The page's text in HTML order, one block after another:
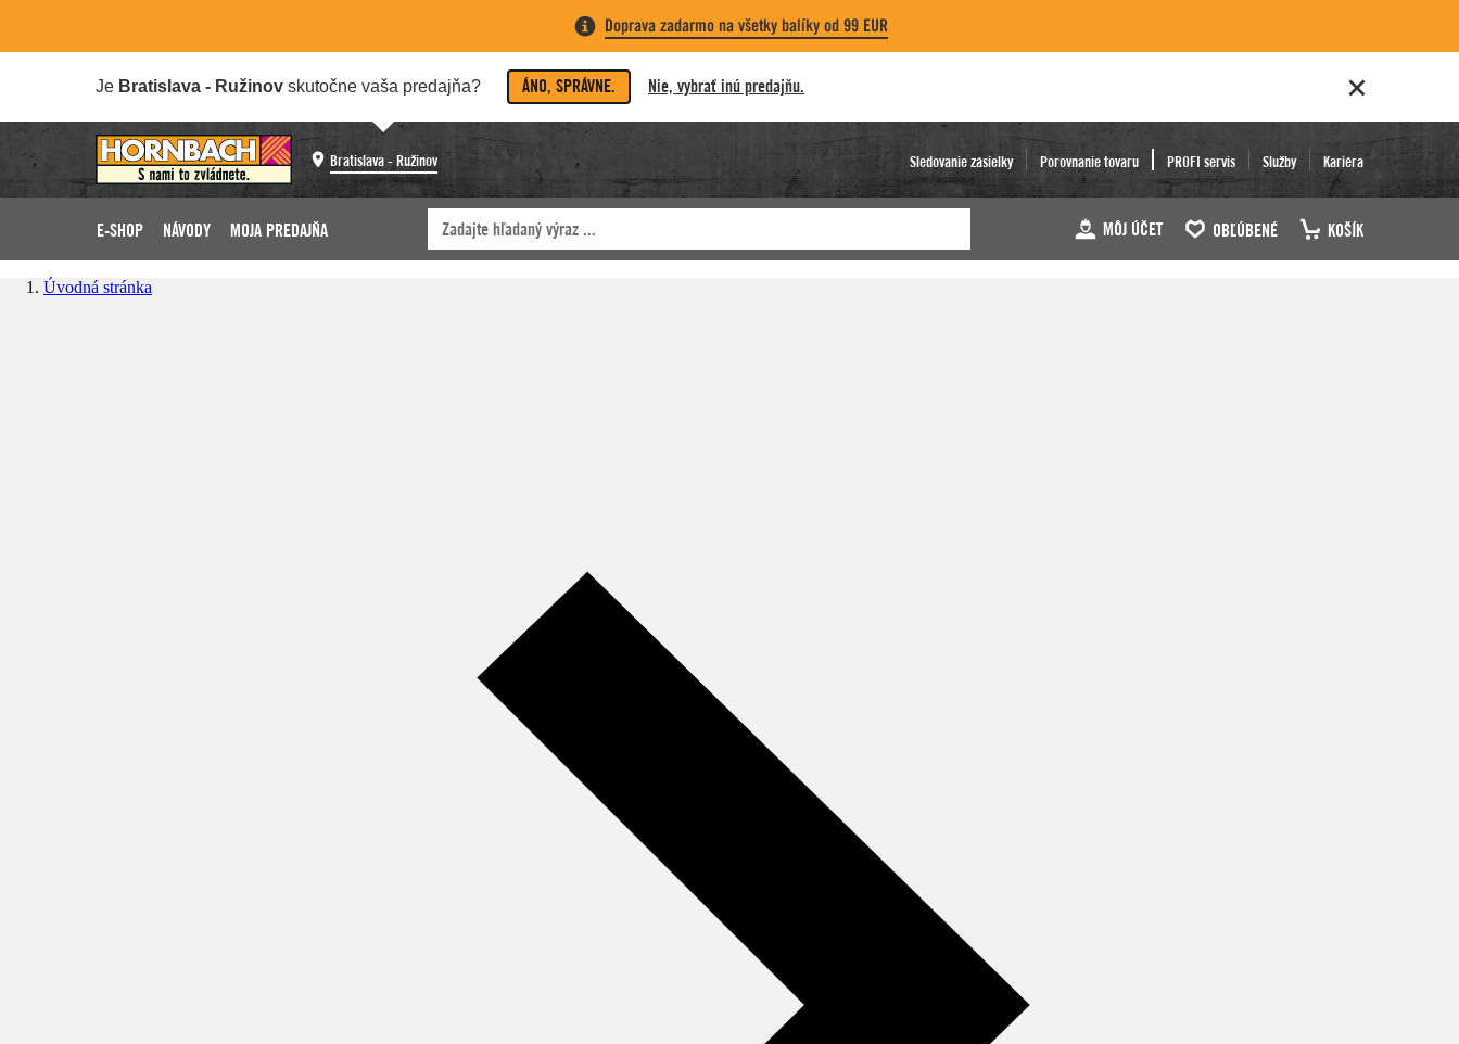
Doprava zadarmo na všetky balíky od 99 EUR
Je Bratislava - Ružinov skutočne vaša predajňa? ÁNO, SPRÁVNE. Nie, vybrať inú predajňu.
Bratislava - Ružinov Sledovanie zásielky Porovnanie tovaru PROFI servis Služby Kariéra
E-SHOP NÁVODY MOJA PREDAJŇA MÔJ ÚČET OBĽÚBENÉ KOŠÍK
Úvodná stránka